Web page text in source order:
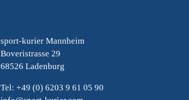
sport-kurier Mannheim
Boveristrasse 29
68526 Ladenburg
Tel: +49 (0) 6203 9 61 05 90